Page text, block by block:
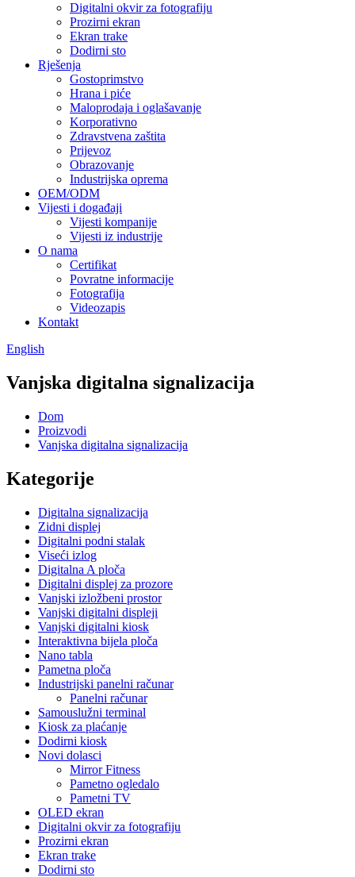
Digitalni okvir za fotografiju
Prozirni ekran
Ekran trake
Dodirni sto
Rješenja
Gostoprimstvo
Hrana i piće
Maloprodaja i oglašavanje
Korporativno
Zdravstvena zaštita
Prijevoz
Obrazovanje
Industrijska oprema
OEM/ODM
Vijesti i događaji
Vijesti kompanije
Vijesti iz industrije
O nama
Certifikat
Povratne informacije
Fotografija
Videozapis
Kontakt
English
Vanjska digitalna signalizacija
Dom
Proizvodi
Vanjska digitalna signalizacija
Kategorije
Digitalna signalizacija
Zidni displej
Digitalni podni stalak
Viseći izlog
Digitalna A ploča
Digitalni displej za prozore
Vanjski izložbeni prostor
Vanjski digitalni displeji
Vanjski digitalni kiosk
Interaktivna bijela ploča
Nano tabla
Pametna ploča
Industrijski panelni računar
Panelni računar
Samouslužni terminal
Kiosk za plaćanje
Dodirni kiosk
Novi dolasci
Mirror Fitness
Pametno ogledalo
Pametni TV
OLED ekran
Digitalni okvir za fotografiju
Prozirni ekran
Ekran trake
Dodirni sto